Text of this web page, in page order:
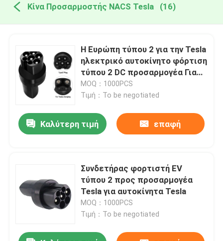
Κίνα Προσαρμοστής NACS Tesla (16)
Η Ευρώπη τύπου 2 για την Tesla
ηλεκτρικό αυτοκίνητο φόρτιση
τύπου 2 DC προσαρμογέα Για
την TESLA
MOQ：1000PCS
Τιμή：To be negotiated
Καλύτερη τιμή επαφή
Συνδετήρας φορτιστή EV
τύπου 2 προς προσαρμογέα
Tesla για αυτοκίνητα Tesla
MOQ：1000PCS
Τιμή：To be negotiated